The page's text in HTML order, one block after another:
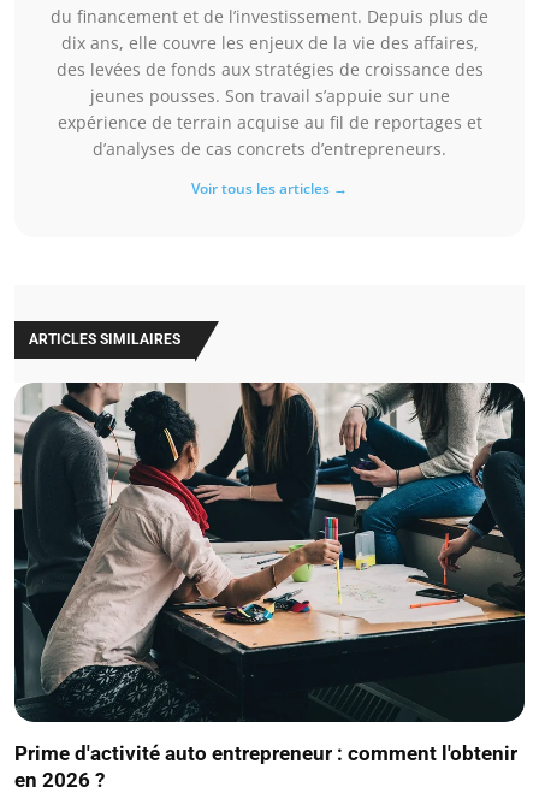
du financement et de l’investissement. Depuis plus de
dix ans, elle couvre les enjeux de la vie des affaires,
des levées de fonds aux stratégies de croissance des
jeunes pousses. Son travail s’appuie sur une
expérience de terrain acquise au fil de reportages et
d’analyses de cas concrets d’entrepreneurs.
Voir tous les articles →
ARTICLES SIMILAIRES
Prime d'activité auto entrepreneur : comment l'obtenir
en 2026 ?